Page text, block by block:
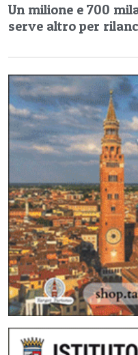
Un milione e 700
serve altro per